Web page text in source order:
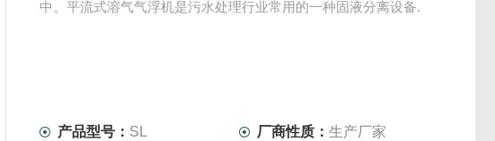
中。平流式溶气气浮机是污水处理行业常用的一种固液分离设备.
产品型号： SL 厂商性质：生产厂家